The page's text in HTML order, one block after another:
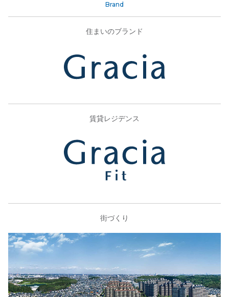
Brand
住まいのブランド
賃貸レジデンス
街づくり